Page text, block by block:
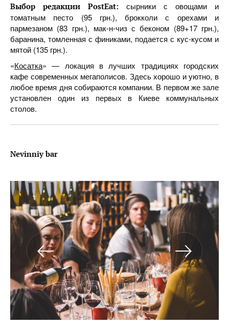
Выбор редакции PostEat: сырники с овощами и
томатным песто (95 грн.), брокколи с орехами и
пармезаном (83 грн.), мак-н-чиз с беконом (89+17 грн.),
баранина, томленная с финиками, подается с кус-кусом и
мятой (135 грн.).
«Косатка» — локация в лучших традициях городских
кафе современных мегаполисов. Здесь хорошо и уютно, в
любое время дня собираются компании. В первом же зале
установлен один из первых в Киеве коммунальных
столов.
Nevinniy bar